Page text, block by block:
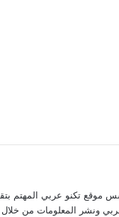
تكنو عربي المهتم
ونشر المعلومات من خلال